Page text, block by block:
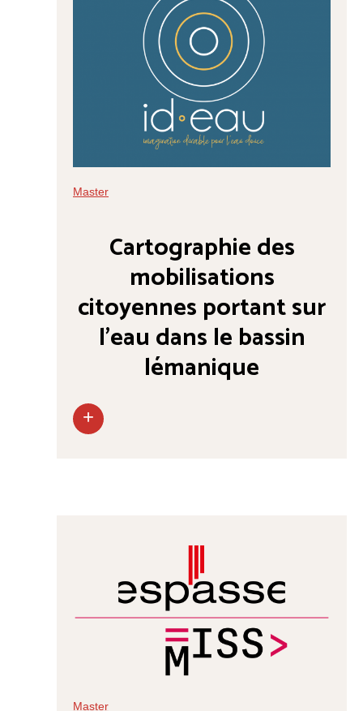
Master
Cartographie des
mobilisations
citoyennes portant sur
l’eau dans le bassin
lémanique
+
Master